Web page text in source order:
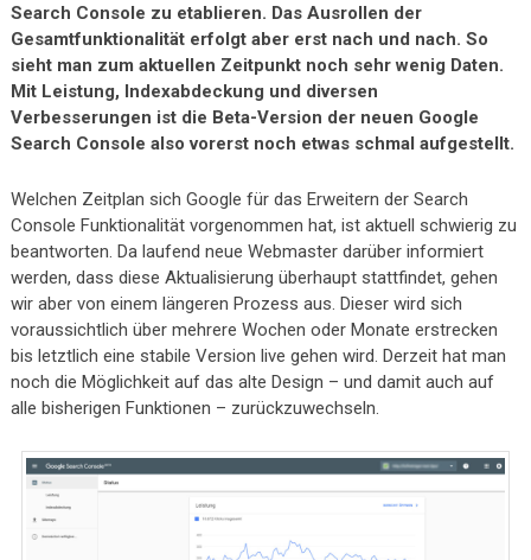
Search Console zu etablieren. Das Ausrollen der
Gesamtfunktionalität erfolgt aber erst nach und nach. So
sieht man zum aktuellen Zeitpunkt noch sehr wenig Daten.
Mit Leistung, Indexabdeckung und diversen
Verbesserungen ist die Beta-Version der neuen Google
Search Console also vorerst noch etwas schmal aufgestellt.
Welchen Zeitplan sich Google für das Erweitern der Search
Console Funktionalität vorgenommen hat, ist aktuell schwierig zu
beantworten. Da laufend neue Webmaster darüber informiert
werden, dass diese Aktualisierung überhaupt stattfindet, gehen
wir aber von einem längeren Prozess aus. Dieser wird sich
voraussichtlich über mehrere Wochen oder Monate erstrecken
bis letztlich eine stabile Version live gehen wird. Derzeit hat man
noch die Möglichkeit auf das alte Design – und damit auch auf
alle bisherigen Funktionen – zurückzuwechseln.